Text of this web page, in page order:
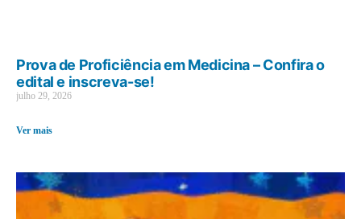
Prova de Proficiência em Medicina – Confira o
edital e inscreva-se!
julho 29, 2026
Ver mais